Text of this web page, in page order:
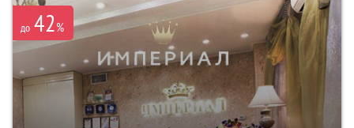
до 42%